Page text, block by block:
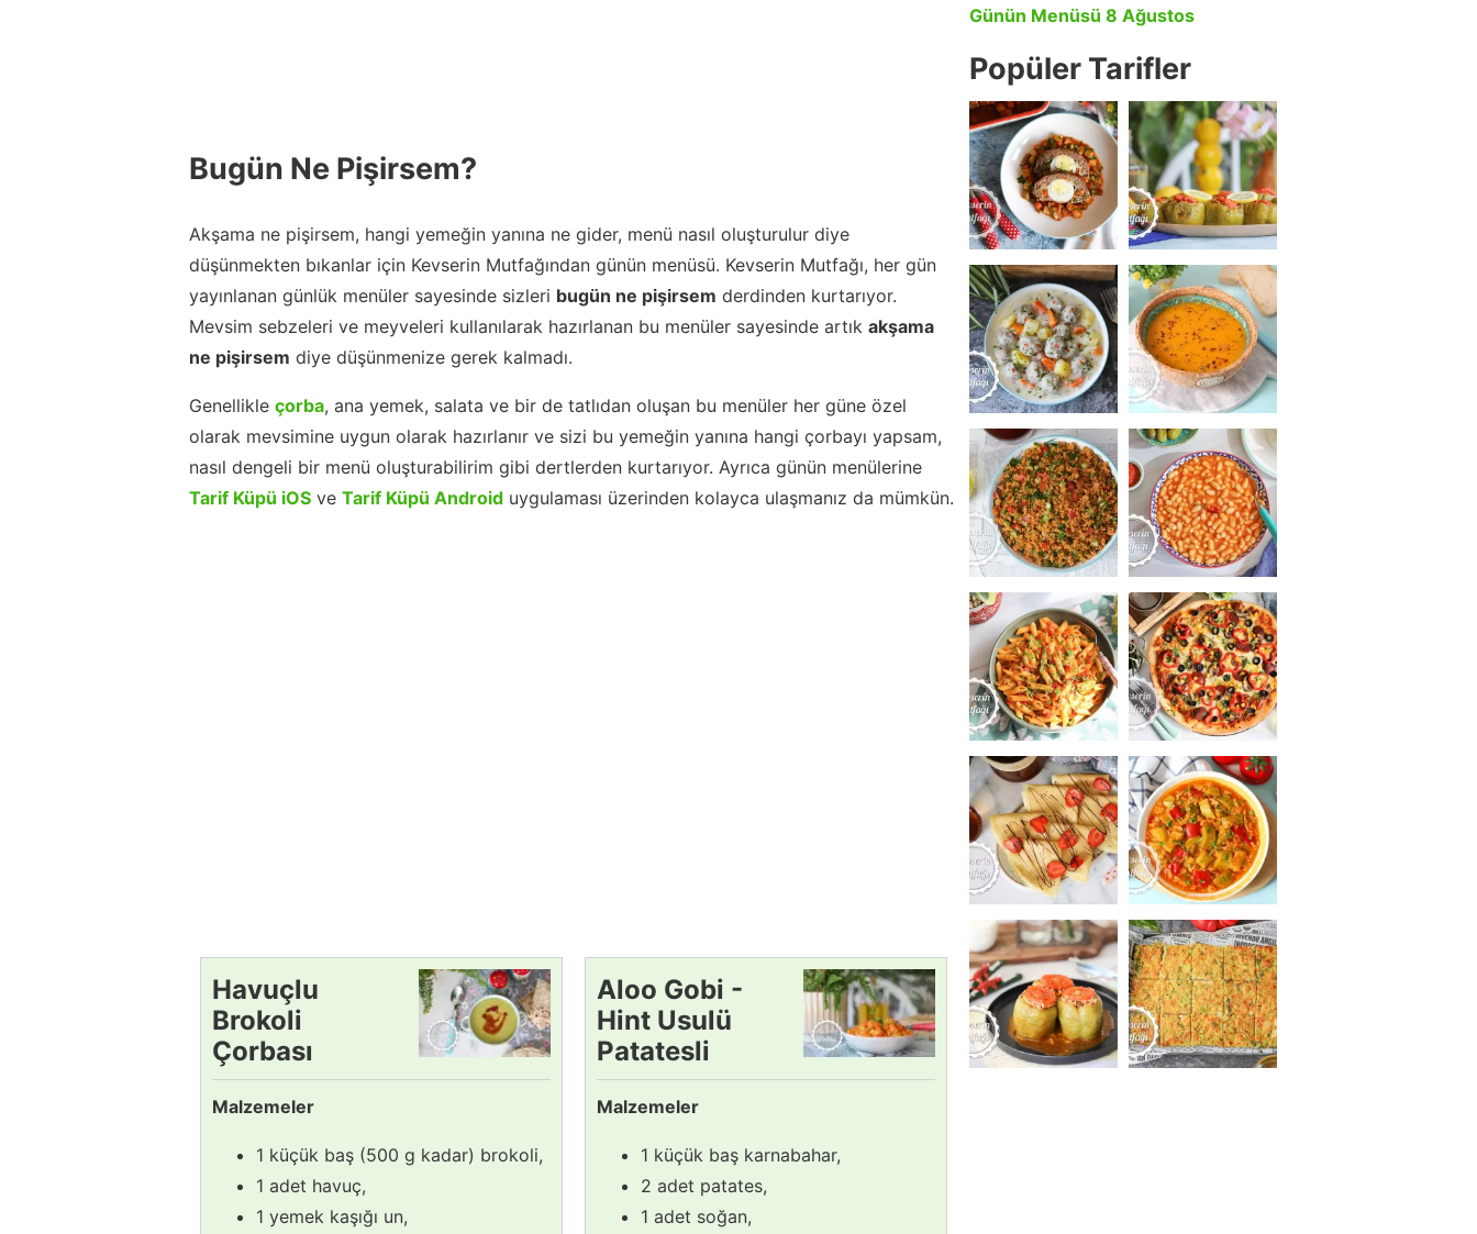
Bugün Ne Pişirsem?
Akşama ne pişirsem, hangi yemeğin yanına ne gider, menü nasıl oluşturulur diye
düşünmekten bıkanlar için Kevserin Mutfağından günün menüsü. Kevserin Mutfağı, her gün
yayınlanan günlük menüler sayesinde sizleri bugün ne pişirsem derdinden kurtarıyor.
Mevsim sebzeleri ve meyveleri kullanılarak hazırlanan bu menüler sayesinde artık akşama
ne pişirsem diye düşünmenize gerek kalmadı.
Genellikle çorba, ana yemek, salata ve bir de tatlıdan oluşan bu menüler her güne özel
olarak mevsimine uygun olarak hazırlanır ve sizi bu yemeğin yanına hangi çorbayı yapsam,
nasıl dengeli bir menü oluşturabilirim gibi dertlerden kurtarıyor. Ayrıca günün menülerine
Tarif Küpü iOS ve Tarif Küpü Android uygulaması üzerinden kolayca ulaşmanız da mümkün.
Havuçlu
Brokoli
Çorbası
Tarifi
Malzemeler
1 küçük baş (500 g kadar) brokoli,
1 adet havuç,
1 yemek kaşığı un,
Aloo Gobi -
Hint Usulü
Patatesli
Karnabahar
Yemeği Tarifi
Malzemeler
1 küçük baş karnabahar,
2 adet patates,
1 adet soğan,
Günün Menüsü 8 Ağustos
Popüler Tarifler